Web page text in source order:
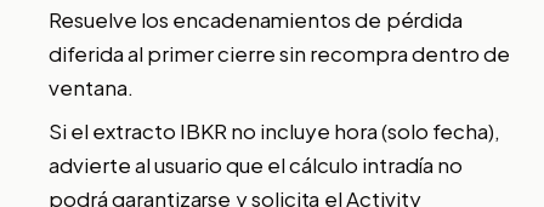
Resuelve los encadenamientos de pérdida
diferida al primer cierre sin recompra dentro de
ventana.
Si el extracto IBKR no incluye hora (solo fecha),
advierte al usuario que el cálculo intradía no
podrá garantizarse y solicita el Activity